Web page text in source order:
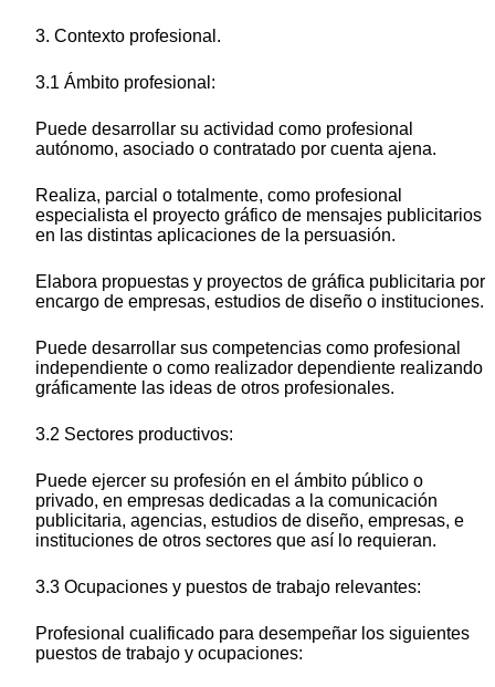
3. Contexto profesional.
3.1 Ámbito profesional:
Puede desarrollar su actividad como profesional
autónomo, asociado o contratado por cuenta ajena.
Realiza, parcial o totalmente, como profesional
especialista el proyecto gráfico de mensajes publicitarios
en las distintas aplicaciones de la persuasión.
Elabora propuestas y proyectos de gráfica publicitaria por
encargo de empresas, estudios de diseño o instituciones.
Puede desarrollar sus competencias como profesional
independiente o como realizador dependiente realizando
gráficamente las ideas de otros profesionales.
3.2 Sectores productivos:
Puede ejercer su profesión en el ámbito público o
privado, en empresas dedicadas a la comunicación
publicitaria, agencias, estudios de diseño, empresas, e
instituciones de otros sectores que así lo requieran.
3.3 Ocupaciones y puestos de trabajo relevantes:
Profesional cualificado para desempeñar los siguientes
puestos de trabajo y ocupaciones: